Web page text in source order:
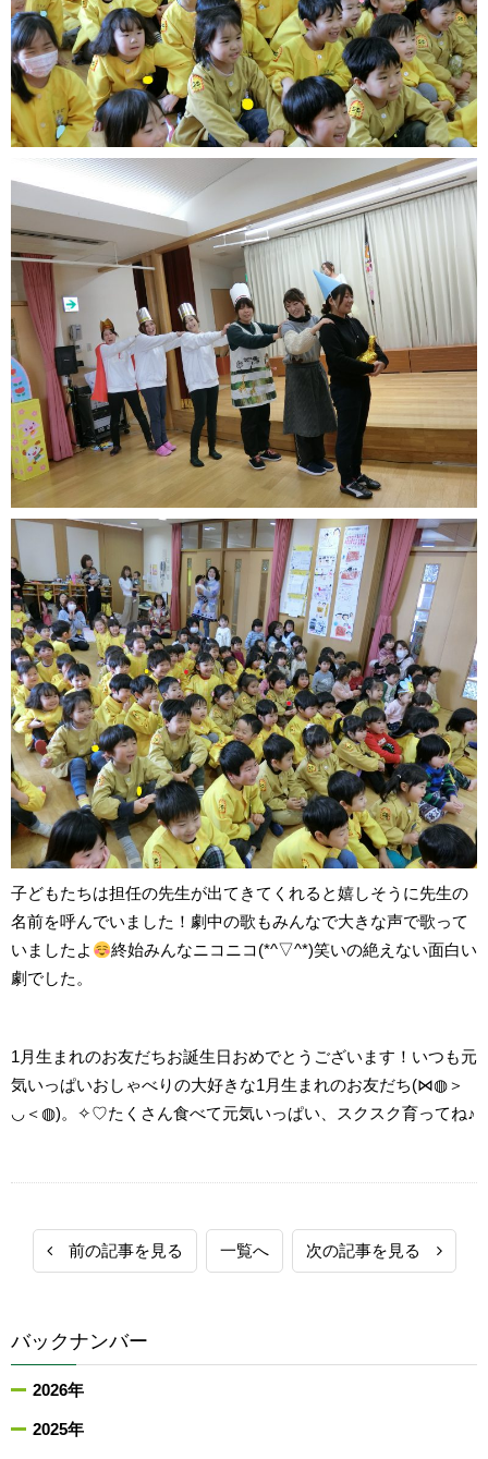
子どもたちは担任の先生が出てきてくれると嬉しそうに先生の
名前を呼んでいました！劇中の歌もみんなで大きな声で歌って
いましたよ
終始みんなニコニコ(*^▽^*)笑いの絶えない面白い
劇でした。
1月生まれのお友だちお誕生日おめでとうございます！いつも元
気いっぱいおしゃべりの大好きな1月生まれのお友だち(⋈◍＞
◡＜◍)。✧♡たくさん食べて元気いっぱい、スクスク育ってね♪
前の記事を見る 一覧へ 次の記事を見る
バックナンバー
2026年
2025年